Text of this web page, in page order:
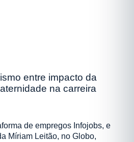
entre impacto da
na carreira
de empregos Infojobs, e
Míriam Leitão, no Globo,